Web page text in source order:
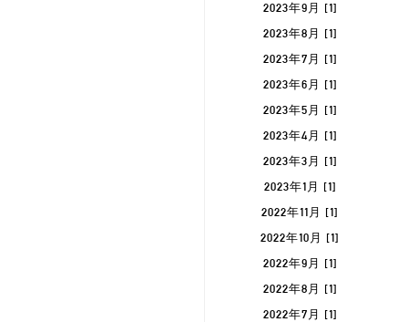
2023年9月 [1]
2023年8月 [1]
2023年7月 [1]
2023年6月 [1]
2023年5月 [1]
2023年4月 [1]
2023年3月 [1]
2023年1月 [1]
2022年11月 [1]
2022年10月 [1]
2022年9月 [1]
2022年8月 [1]
2022年7月 [1]